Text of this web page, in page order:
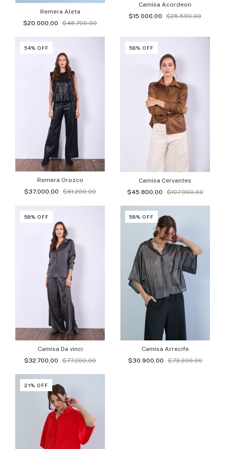
Remera Aleta
$20.000,00
$48.700,00
Camisa Acordeon
$15.000,00
$25.590,00
54% OFF
Remera Orozco
$37.000,00
$81.200,00
58% OFF
Camisa Cervantes
$45.800,00
$107.900,00
58% OFF
Camisa Da vinci
$32.700,00
$77.200,00
58% OFF
Camisa Arrecife
$30.900,00
$73.200,00
21% OFF